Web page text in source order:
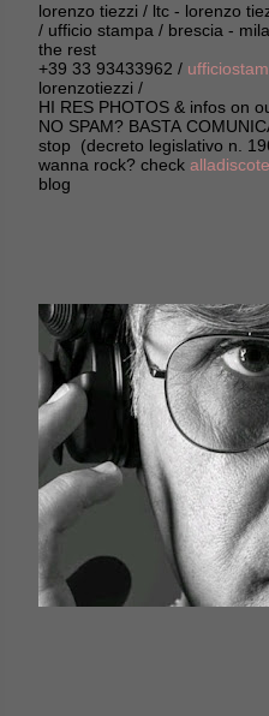
lorenzo tiezzi / ltc - lorenzo
/ ufficio stampa / brescia -
the rest
+39 33 93433962 /
lorenzotiezzi /
HI RES PHOTOS & infos on
NO SPAM? BASTA
stop (decreto legislativo n.
wanna rock? check
blog